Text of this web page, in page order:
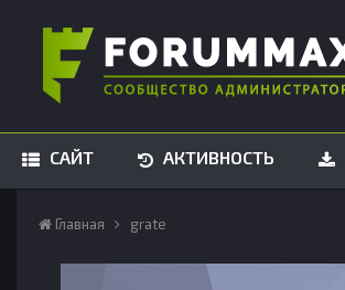
САЙТ АКТИВНОСТЬ
Главная grate